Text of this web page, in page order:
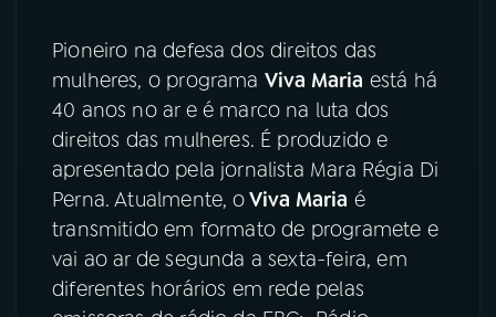
Pioneiro na defesa dos direitos das
mulheres, o programa Viva Maria está há
40 anos no ar e é marco na luta dos
direitos das mulheres. É produzido e
apresentado pela jornalista Mara Régia Di
Perna. Atualmente, oViva Maria é
transmitido em formato de programete e
vai ao ar de segunda a sexta-feira, em
diferentes horários em rede pelas